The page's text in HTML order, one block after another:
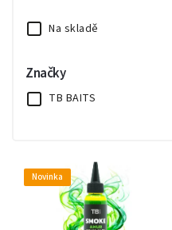
Na skladě
Značky
TB BAITS
Novinka